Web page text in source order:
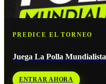
PREDICE EL TORNEO
Juega La Polla Mundialista
ENTRAR AHORA